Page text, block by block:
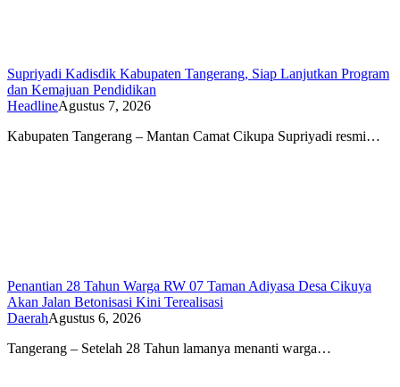
Supriyadi Kadisdik Kabupaten Tangerang, Siap Lanjutkan Program
dan Kemajuan Pendidikan
HeadlineAgustus 7, 2026
Kabupaten Tangerang – Mantan Camat Cikupa Supriyadi resmi…
Penantian 28 Tahun Warga RW 07 Taman Adiyasa Desa Cikuya
Akan Jalan Betonisasi Kini Terealisasi
DaerahAgustus 6, 2026
Tangerang – Setelah 28 Tahun lamanya menanti warga…